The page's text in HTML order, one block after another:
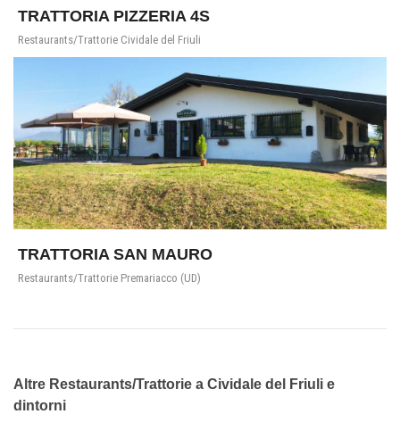
TRATTORIA PIZZERIA 4S
Restaurants/Trattorie Cividale del Friuli
TRATTORIA SAN MAURO
Restaurants/Trattorie Premariacco (UD)
Altre Restaurants/Trattorie a Cividale del Friuli e
dintorni